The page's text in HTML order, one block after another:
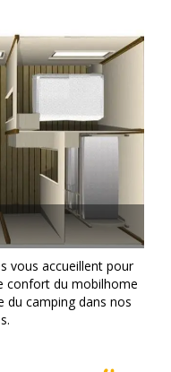
vous accueillent pour
confort du mobilhome
du camping dans nos